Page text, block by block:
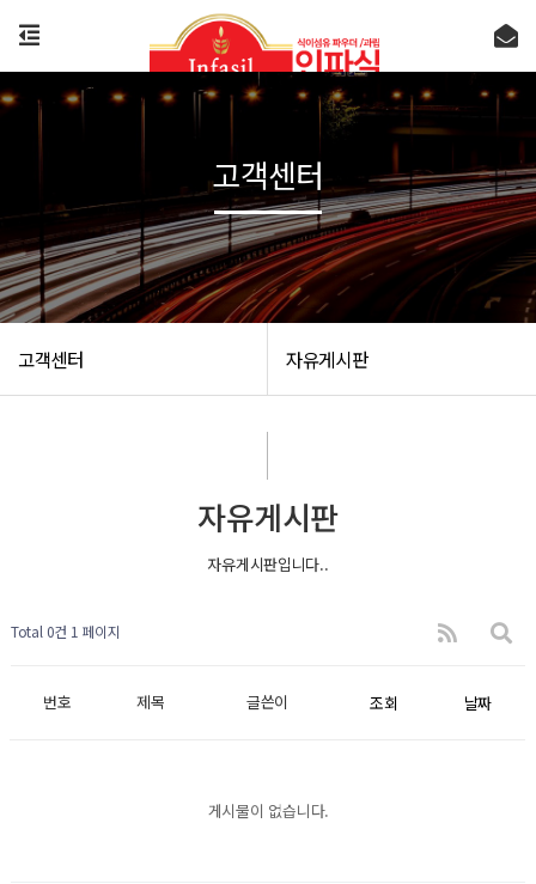
고객센터 자유게시판
고객센터
자유게시판
자유게시판입니다..
Total 0건 1 페이지
번호 제목 글쓴이 조회 날짜
게시물이 없습니다.